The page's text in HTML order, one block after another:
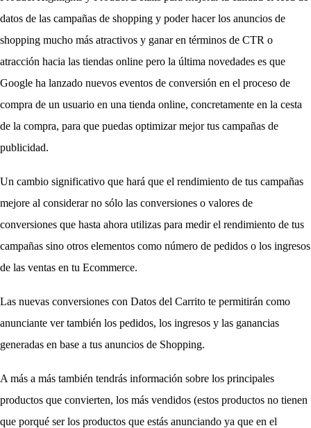
datos de las campañas de shopping y poder hacer los anuncios de
shopping mucho más atractivos y ganar en términos de CTR o
atracción hacia las tiendas online pero la última novedades es que
Google ha lanzado nuevos eventos de conversión en el proceso de
compra de un usuario en una tienda online, concretamente en la cesta
de la compra, para que puedas optimizar mejor tus campañas de
publicidad.
Un cambio significativo que hará que el rendimiento de tus campañas
mejore al considerar no sólo las conversiones o valores de
conversiones que hasta ahora utilizas para medir el rendimiento de tus
campañas sino otros elementos como número de pedidos o los ingresos
de las ventas en tu Ecommerce.
Las nuevas conversiones con Datos del Carrito te permitirán como
anunciante ver también los pedidos, los ingresos y las ganancias
generadas en base a tus anuncios de Shopping.
A más a más también tendrás información sobre los principales
productos que convierten, los más vendidos (estos productos no tienen
que porqué ser los productos que estás anunciando ya que en el